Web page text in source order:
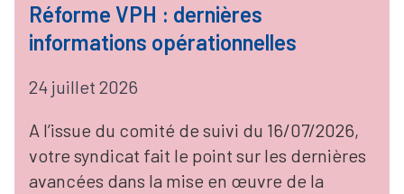
Réforme VPH : dernières
informations opérationnelles
24 juillet 2026
A l’issue du comité de suivi du 16/07/2026,
votre syndicat fait le point sur les dernières
avancées dans la mise en œuvre de la